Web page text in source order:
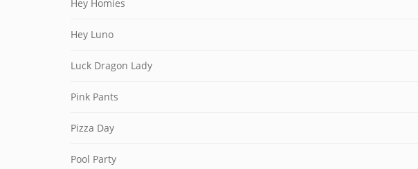
Hey Homies
Hey Luno
Luck Dragon Lady
Pink Pants
Pizza Day
Pool Party